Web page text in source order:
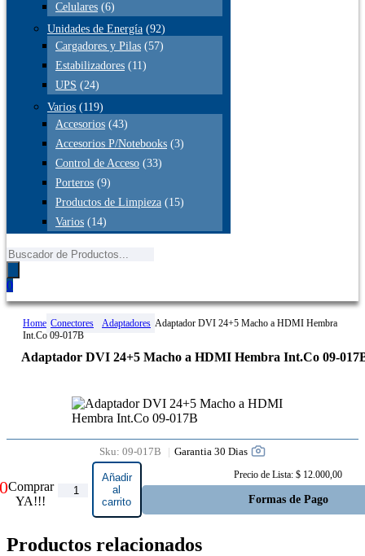
Celulares (6)
Unidades de Energía (92)
Cargadores y Pilas (57)
Estabilizadores (11)
UPS (24)
Varios (119)
Accesorios (43)
Accesorios P/Notebooks (3)
Control de Acceso (33)
Porteros (9)
Productos de Limpieza (15)
Varios (14)
Búsqueda
de
productos
0
Home Conectores Adaptadores Adaptador DVI 24+5 Macho a HDMI Hembra
Int.Co 09-017B
Adaptador DVI 24+5 Macho a HDMI Hembra Int.Co 09-
Sku: 09-017B Garantia 30 Dias
Comprar
YA!!!
Adaptador
DVI 24+5
Macho a
Hembra
Añadir
al
carrito
Precio de Lista: $ 12.000,00
Formas de Pago
Productos relacionados